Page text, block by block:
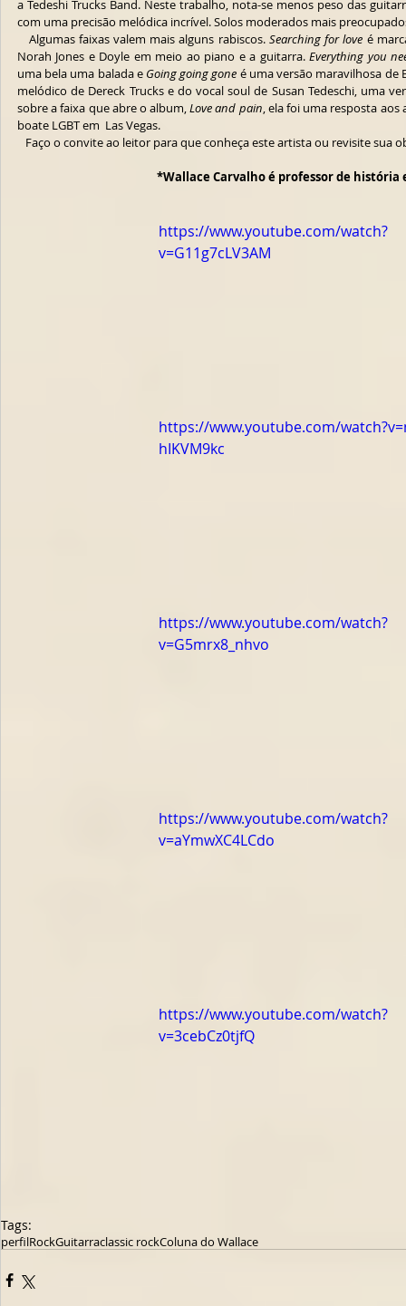
a Tedeshi Trucks Band. Neste trabalho, nota-se menos peso das
com uma precisão melódica incrível. Solos moderados mais
   Algumas faixas valem mais alguns rabiscos.
Searching for love é
Norah Jones e Doyle em meio ao piano e a guitarra. Everything you
uma bela uma balada e Going going gone é uma versão maravilhosa de
melódico de Dereck Trucks e do vocal soul de Susan Tedeschi, uma
sobre a faixa que abre o album, Love and pain, ela foi uma resposta
boate LGBT em  Las Vegas.
Faço o convite ao leitor para que conheça este artista ou revisite
*Wallace Carvalho é professor de história
https://www.youtube.com/watch?
v=G11g7cLV3AM
https://www.youtube.com/
hIKVM9kc
https://www.youtube.com/watch?
v=G5mrx8_nhvo
https://www.youtube.com/watch?
v=aYmwXC4LCdo
https://www.youtube.com/watch?
v=3cebCz0tjfQ
Tags:
perfilRockGuitarraclassic rockColuna do Wallace